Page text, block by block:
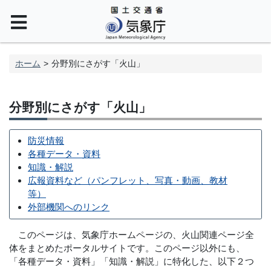
ホーム 分野別にさがす「火山」
分野別にさがす「火山」
防災情報
各種データ・資料
知識・解説
広報資料など（パンフレット、写真・動画、教材
等）
外部機関へのリンク
このページは、気象庁ホームページの、火山関連ページ全
体をまとめたポータルサイトです。このページ以外にも、
「各種データ・資料」「知識・解説」に特化した、以下２つ